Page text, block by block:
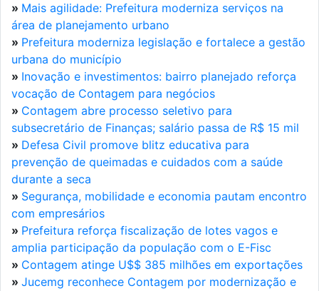
» Mais agilidade: Prefeitura moderniza serviços na
área de planejamento urbano
» Prefeitura moderniza legislação e fortalece a gestão
urbana do município
» Inovação e investimentos: bairro planejado reforça
vocação de Contagem para negócios
» Contagem abre processo seletivo para
subsecretário de Finanças; salário passa de R$ 15 mil
» Defesa Civil promove blitz educativa para
prevenção de queimadas e cuidados com a saúde
durante a seca
» Segurança, mobilidade e economia pautam encontro
com empresários
» Prefeitura reforça fiscalização de lotes vagos e
amplia participação da população com o E-Fisc
» Contagem atinge U$$ 385 milhões em exportações
» Jucemg reconhece Contagem por modernização e